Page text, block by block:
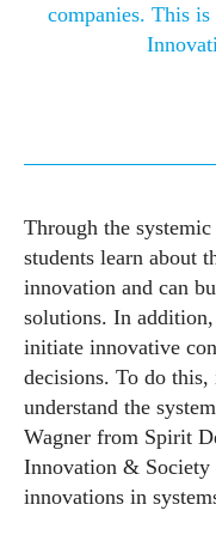
companies. This
Through the
students learn about
innovation and can
solutions. In
initiate innovative
decisions. To do
understand the
Wagner from Spirit
Innovation & Society
innovations in